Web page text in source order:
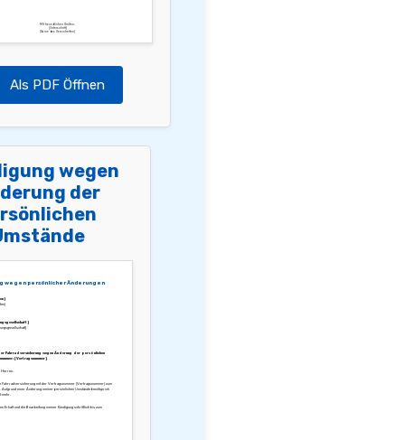
Mit freundlichen Grüßen,
[Unterschrift]
[Name des Versicherten]
Als PDF Öffnen
wegen
der
wegen persönlicher Änderungen
Fahrradversicherung wegen Änderung der persönlichen
[Vertragsnummer]
Herren,
Fahrradversicherung mit der Vertragsnummer [Vertragsnummer] zum
Aufgrund einer Änderung meiner persönlichen Umstände benötige ich
mehr.
Erhalt und die Bearbeitung meiner Kündigung schriftlich bis zum